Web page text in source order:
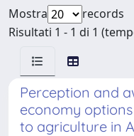
Mostra
records
Risultati 1 - 1 di 1
Perception and
economy
to agriculture in